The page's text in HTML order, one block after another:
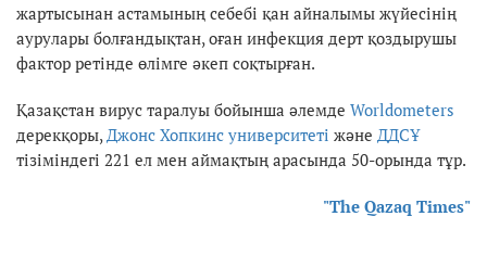
жартысынан астамының себебі қан айналымы жүйесінің
аурулары болғандықтан, оған инфекция дерт қоздырушы
фактор ретінде өлімге әкеп соқтырған.
Қазақстан вирус таралуы бойынша әлемде Worldometers
дерекқоры, Джонс Хопкинс университеті және ДДСҰ
тізіміндегі 221 ел мен аймақтың арасында 50-орында тұр.
"The Qazaq Times"